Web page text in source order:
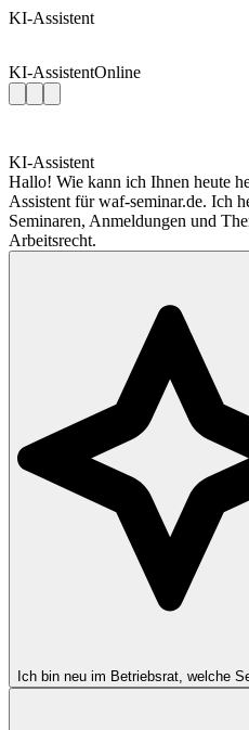
KI-Assistent
KI-AssistentOnline
KI-Assistent
Hallo! Wie kann ich Ihnen heute
Assistent für waf-seminar.de. Ich
Seminaren, Anmeldungen und
Arbeitsrecht.
Ich bin neu im Betriebsrat, welche